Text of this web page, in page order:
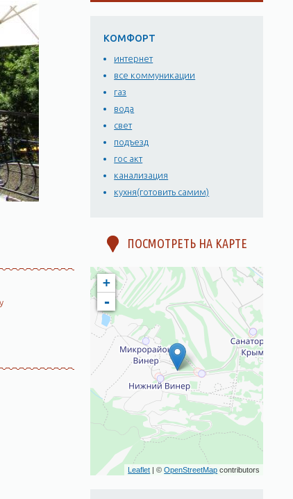
КОМФОРТ
интернет
все коммуникации
газ
вода
свет
подъезд
гос акт
канализация
кухня(готовить самим)
ПОСМОТРЕТЬ НА КАРТЕ
+
-
Leaflet | ©OpenStreetMap contributors